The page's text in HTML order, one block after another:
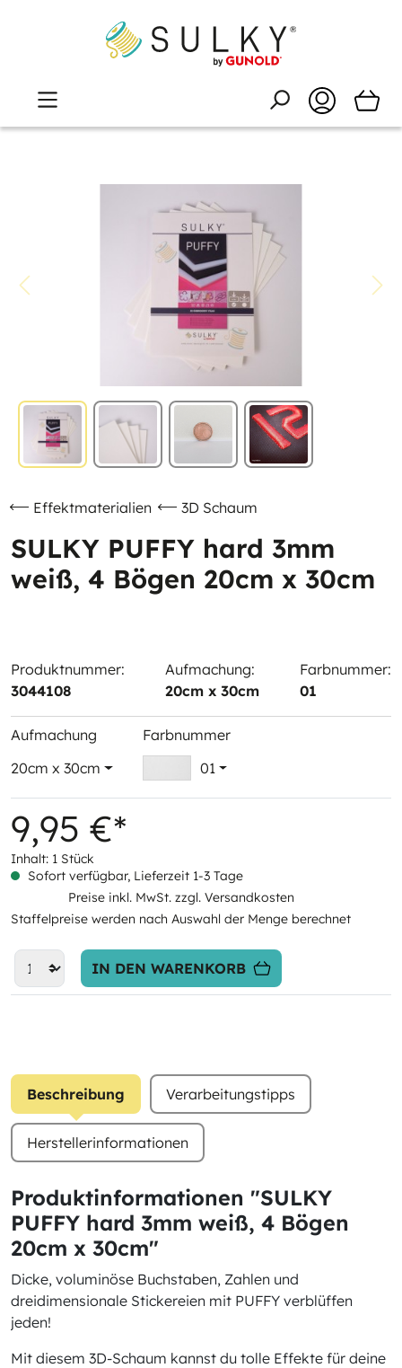
Effektmaterialien 3D Schaum
SULKY PUFFY hard 3mm
weiß, 4 Bögen 20cm x 30cm
Produktnummer:
3044108
Aufmachung:
20cm x 30cm
Farbnummer:
01
Aufmachung
20cm x 30cm
Farbnummer
01
9,95 €*
Inhalt: 1 Stück
Sofort verfügbar, Lieferzeit 1-3 Tage
Preise inkl. MwSt. zzgl. Versandkosten
Staffelpreise werden nach Auswahl der Menge berechnet
IN DEN WARENKORB
Beschreibung Verarbeitungstipps
Herstellerinformationen
Produktinformationen "SULKY
PUFFY hard 3mm weiß, 4 Bögen
20cm x 30cm"
Dicke, voluminöse Buchstaben, Zahlen und
dreidimensionale Stickereien mit PUFFY verblüffen
jeden!
Mit diesem 3D-Schaum kannst du tolle Effekte für deine